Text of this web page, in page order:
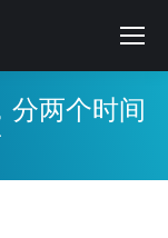
分两个时间